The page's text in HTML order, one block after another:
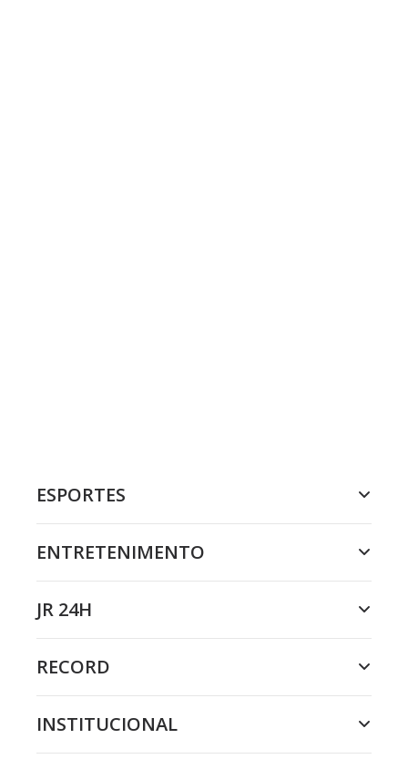
ESPORTES
ENTRETENIMENTO
JR 24H
RECORD
INSTITUCIONAL